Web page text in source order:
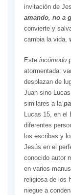
invitación de
amando, no a
convierte y
cambia la vida,
Este incómodo
atormentada:
desplazan de
Juan sino
similares a la
Lucas 15, en el
diferentes
los escribas y
Jesús en el
conocido autor
en varios
religiosa de los
niegue a